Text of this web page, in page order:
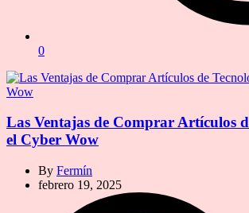
0
Las Ventajas de Comprar Artículos
el Cyber Wow
By Fermín
febrero 19, 2025